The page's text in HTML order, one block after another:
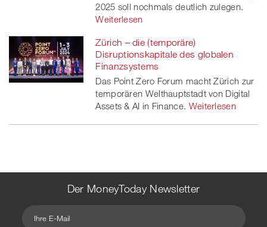
2025 soll nochmals deutlich zulegen.
Weiterlesen
Zürich – die (temporäre)
Disruptionskapitale des globalen
Finanzsystems
Das Point Zero Forum macht Zürich zur
temporären Welthauptstadt von Digital
Assets & AI in Finance. Weiterlesen
Der MoneyToday Newsletter